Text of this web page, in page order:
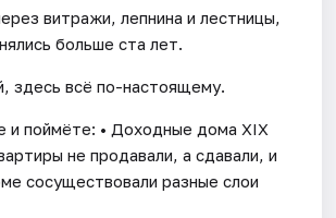
витражи, лепнина и лестницы,
больше ста лет.
здесь всё по-настоящему.
и поймёте: • Доходные дома XIX
не продавали, а сдавали, и
сосуществовали разные слои